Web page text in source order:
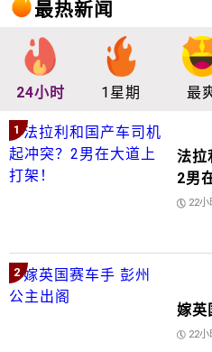
最热新闻
24小时 1星期 最
1
法拉
2男
22小
2
嫁英
22小